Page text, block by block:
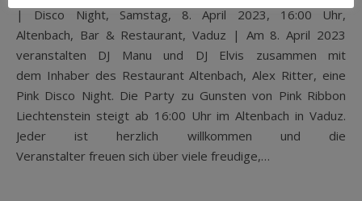
| Disco Night, Samstag, 8. April 2023, 16:00 Uhr,
Altenbach, Bar & Restaurant, Vaduz | Am 8. April 2023
veranstalten DJ Manu und DJ Elvis zusammen mit
dem Inhaber des Restaurant Altenbach, Alex Ritter, eine
Pink Disco Night. Die Party zu Gunsten von Pink Ribbon
Liechtenstein steigt ab 16:00 Uhr im Altenbach in Vaduz.
Jeder ist herzlich willkommen und die
Veranstalter freuen sich über viele freudige,…